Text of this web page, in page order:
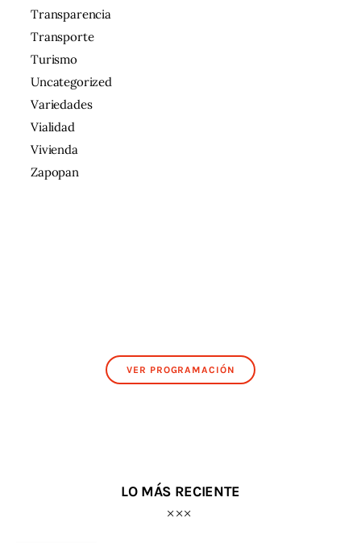
Transparencia
Transporte
Turismo
Uncategorized
Variedades
Vialidad
Vivienda
Zapopan
VER PROGRAMACIÓN
LO MÁS RECIENTE